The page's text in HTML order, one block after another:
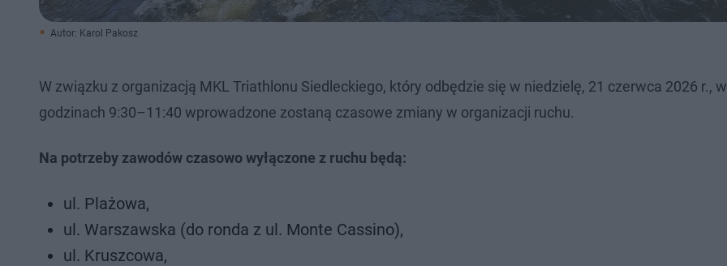
Autor: Karol Pakosz
W związku z organizacją MKL Triathlonu Siedleckiego, który odbędzie się w niedzielę, 21 czerwca 2026 r., w
godzinach 9:30–11:40 wprowadzone zostaną czasowe zmiany w organizacji ruchu.
Na potrzeby zawodów czasowo wyłączone z ruchu będą:
ul. Plażowa,
ul. Warszawska (do ronda z ul. Monte Cassino),
ul. Kruszcowa,